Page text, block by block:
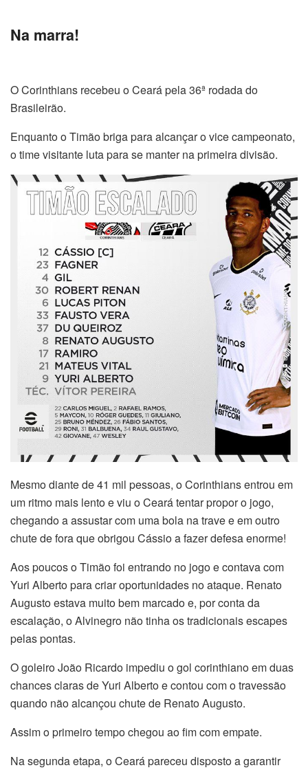
Na marra!
O Corinthians recebeu o Ceará pela 36ª rodada do
Brasileirão.
Enquanto o Timão briga para alcançar o vice campeonato,
o time visitante luta para se manter na primeira divisão.
Mesmo diante de 41 mil pessoas, o Corinthians entrou em
um ritmo mais lento e viu o Ceará tentar propor o jogo,
chegando a assustar com uma bola na trave e em outro
chute de fora que obrigou Cássio a fazer defesa enorme!
Aos poucos o Timão foi entrando no jogo e contava com
Yuri Alberto para criar oportunidades no ataque. Renato
Augusto estava muito bem marcado e, por conta da
escalação, o Alvinegro não tinha os tradicionais escapes
pelas pontas.
O goleiro João Ricardo impediu o gol corinthiano em duas
chances claras de Yuri Alberto e contou com o travessão
quando não alcançou chute de Renato Augusto.
Assim o primeiro tempo chegou ao fim com empate.
Na segunda etapa, o Ceará pareceu disposto a garantir